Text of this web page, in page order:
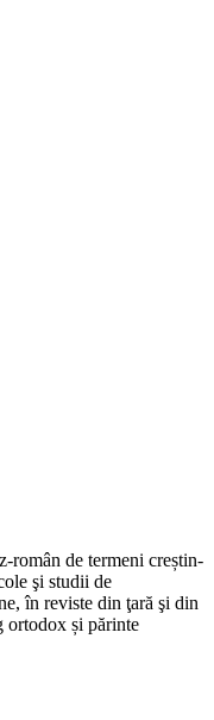
român de termeni creștin-
şi studii de
în reviste din ţară şi din
ortodox și părinte